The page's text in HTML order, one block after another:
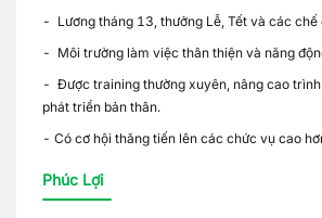
- Lương tháng 13, thưởng Lễ, Tết và các chế
- Môi trường làm việc thân thiện và năng
- Được training thường xuyên, nâng cao
phát triển bản thân.
- Có cơ hội thăng tiến lên các chức vụ cao
Phúc Lợi